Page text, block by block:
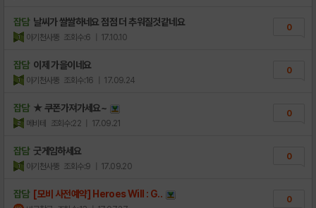
잡담 날씨가 쌀쌀하네요 점점 더 추워질것같네요
아기천사뚱 조회수:6 | 17.10.10
0
잡담 이제 가을이네요
아기천사뚱 조회수:16 | 17.09.24
0
잡담 ★ 쿠폰가져가세요~
메비테 조회수:22 | 17.09.21
0
잡담 굿게임하세요
아기천사뚱 조회수:9 | 17.09.20
0
잡담 [모비 사전예약] Heroes Will : G.. 0